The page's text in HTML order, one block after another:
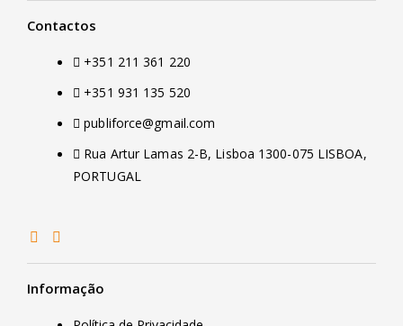
Informação
Contactos
+351 211 361 220
+351 931 135 520
publiforce@gmail.com
Rua Artur Lamas 2-B, Lisboa 1300-075 LISBOA,
PORTUGAL